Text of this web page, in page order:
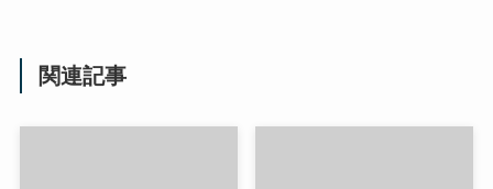
関連記事